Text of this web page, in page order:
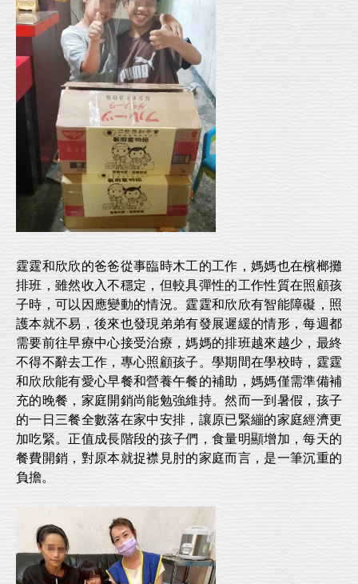
霆霆和欣欣的爸爸從事臨時木工的工作，媽媽也在檳榔攤
排班，雖然收入不穩定，但較具彈性的工作性質在照顧孩
子時，可以因應變動的情況。霆霆和欣欣有智能障礙，照
護本就不易，後來也發現弟弟有發展遲緩的情形，每週都
需要前往早療中心接受治療，媽媽的排班越來越少，最終
不得不辭去工作，專心照顧孩子。學期間在學校時，霆霆
和欣欣能有愛心早餐和營養午餐的補助，媽媽僅需準備補
充的晚餐，家庭開銷尚能勉強維持。然而一到暑假，孩子
的一日三餐全數落在家中安排，讓原已緊繃的家庭經濟更
加吃緊。正值成長階段的孩子們，食量明顯增加，每天的
餐費開銷，對原本就捉襟見肘的家庭而言，是一筆沉重的
負擔。